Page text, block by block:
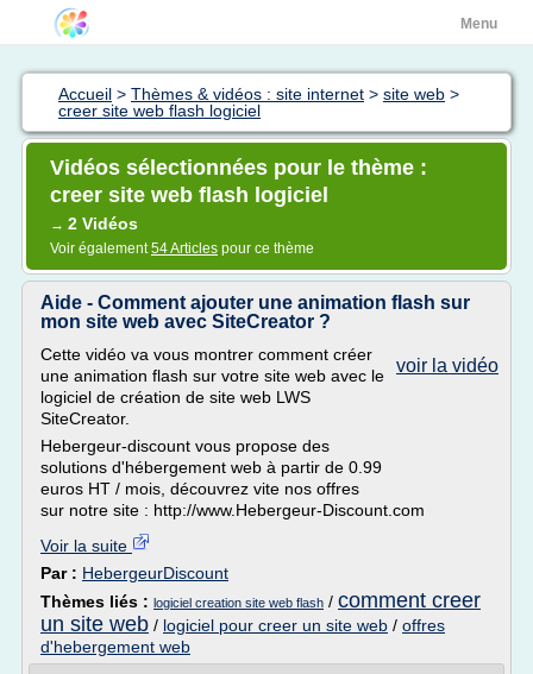
Menu
Accueil > Thèmes & vidéos : site internet > site web >
creer site web flash logiciel
Vidéos sélectionnées pour le thème :
creer site web flash logiciel
→ 2 Vidéos
Voir également54 Articles pour ce thème
Aide - Comment ajouter une animation flash sur
mon site web avec SiteCreator ?
voir la vidéo
Cette vidéo va vous montrer comment créer
une animation flash sur votre site web avec le
logiciel de création de site web LWS
SiteCreator.
Hebergeur-discount vous propose des
solutions d'hébergement web à partir de 0.99
euros HT / mois, découvrez vite nos offres
sur notre site : http://www.Hebergeur-Discount.com
Voir la suite
Par : HebergeurDiscount
Thèmes liés : logiciel creation site web flash / comment creer
un site web / logiciel pour creer un site web / offres
d'hebergement web